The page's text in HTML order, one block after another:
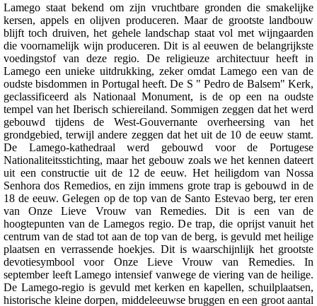
Lamego staat bekend om zijn vruchtbare gronden die smakelijke
kersen, appels en olijven produceren. Maar de grootste landbouw
blijft toch druiven, het gehele landschap staat vol met wijngaarden
die voornamelijk wijn produceren. Dit is al eeuwen de belangrijkste
voedingstof van deze regio. De religieuze architectuur heeft in
Lamego een unieke uitdrukking, zeker omdat Lamego een van de
oudste bisdommen in Portugal heeft. De S " Pedro de Balsem" Kerk,
geclassificeerd als Nationaal Monument, is de op een na oudste
tempel van het Iberisch schiereiland. Sommigen zeggen dat het werd
gebouwd tijdens de West-Gouvernante overheersing van het
grondgebied, terwijl andere zeggen dat het uit de 10 de eeuw stamt.
De Lamego-kathedraal werd gebouwd voor de Portugese
Nationaliteitsstichting, maar het gebouw zoals we het kennen dateert
uit een constructie uit de 12 de eeuw. Het heiligdom van Nossa
Senhora dos Remedios, en zijn immens grote trap is gebouwd in de
18 de eeuw. Gelegen op de top van de Santo Estevao berg, ter eren
van Onze Lieve Vrouw van Remedies. Dit is een van de
hoogtepunten van de Lamegos regio. De trap, die oprijst vanuit het
centrum van de stad tot aan de top van de berg, is gevuld met heilige
plaatsen en verrassende hoekjes. Dit is waarschijnlijk het grootste
devotiesymbool voor Onze Lieve Vrouw van Remedies. In
september leeft Lamego intensief vanwege de viering van de heilige.
De Lamego-regio is gevuld met kerken en kapellen, schuilplaatsen,
historische kleine dorpen, middeleeuwse bruggen en een groot aantal